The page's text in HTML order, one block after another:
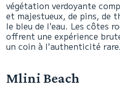
végétation verdoyante
et majestueux, de pins, de
le bleu de l'eau. Les côtes
offrent une expérience
un coin à l'authenticité rare.
Mlini Beach